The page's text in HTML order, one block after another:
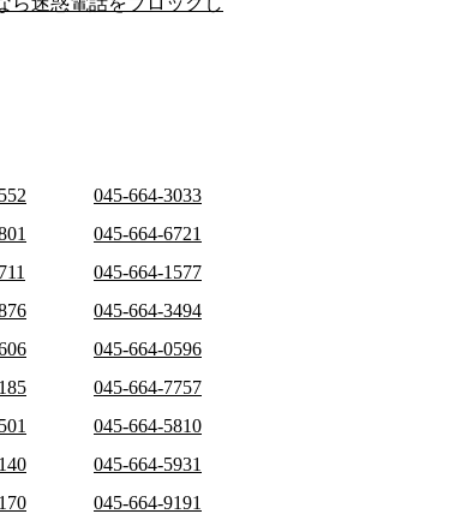
045-664-3033
045-664-6721
045-664-1577
045-664-3494
045-664-0596
045-664-7757
045-664-5810
045-664-5931
045-664-9191